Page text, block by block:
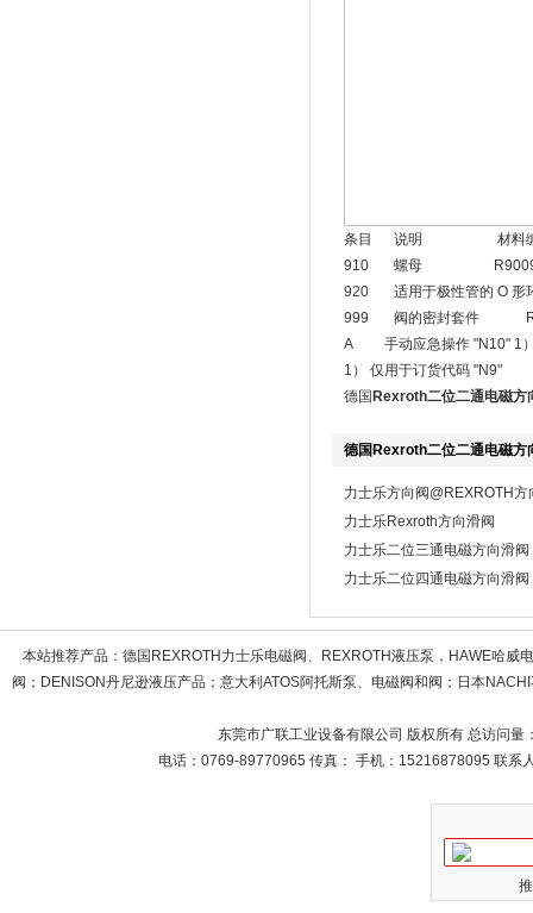
条目 说明 材料编
910 螺母
920 适用于极性管的 O 形
999 阀的密封套件
A 手动应急操作 "N10" 1
1） 仅用于订货代码 "N9"
德国 Rexroth二位二通电磁方
德国Rexroth二位二通电磁方
力士乐方向阀@REXROTH方
力士乐Rexroth方向滑阀
力士乐二位三通电磁方向滑阀
力士乐二位四通电磁方向滑阀
本站推荐产品： 德国REXROTH力士乐电磁阀、REXROTH液压泵，HAWE哈威
阀；DENISON丹尼逊液压产品；意大利ATOS阿托斯泵、电磁阀和阀；日本
东莞市广联工业设备有限公司 版权所有 总访问量
电话：0769-89770965 传真： 手机：15216878095 联系